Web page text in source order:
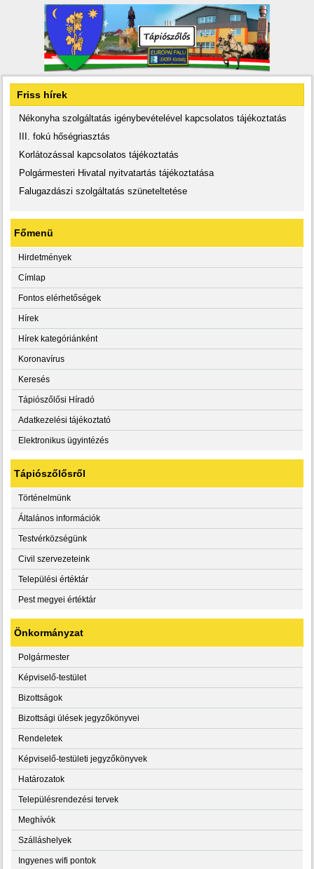
Friss hírek
Nékonyha szolgáltatás igénybevételével kapcsolatos tájékoztatás
III. fokú hőségriasztás
Korlátozással kapcsolatos tájékoztatás
Polgármesteri Hivatal nyitvatartás tájékoztatása
Falugazdászi szolgáltatás szüneteltetése
Főmenü
Hirdetmények
Címlap
Fontos elérhetőségek
Hírek
Hírek kategóriánként
Koronavírus
Keresés
Tápiószőlősi Híradó
Adatkezelési tájékoztató
Elektronikus ügyintézés
Tápiószőlősről
Történelmünk
Általános információk
Testvérközségünk
Civil szervezeteink
Települési értéktár
Pest megyei értéktár
Önkormányzat
Polgármester
Képviselő-testület
Bizottságok
Bizottsági ülések jegyzőkönyvei
Rendeletek
Képviselő-testületi jegyzőkönyvek
Határozatok
Településrendezési tervek
Meghívók
Szálláshelyek
Ingyenes wifi pontok